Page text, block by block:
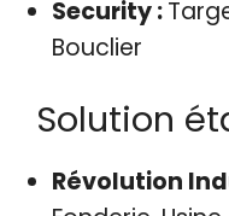
Security :
Bouclier
Solution
Révolution